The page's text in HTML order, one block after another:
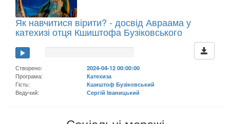
Як навчитися вірити? - досвід Авраама у
катехизі отця Кшиштофа Бузіковського
Створено:
2024-04-12 00:00:00
Програма:
Катехиза
Гість:
Кшиштоф Бузіковський
Ведучий:
Сергій Іваницький